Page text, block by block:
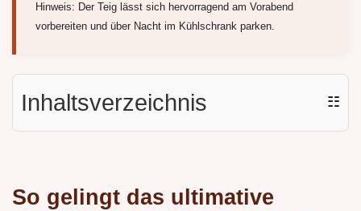
Hinweis: Der Teig lässt sich hervorragend am Vorabend
vorbereiten und über Nacht im Kühlschrank parken.
Inhaltsverzeichnis ☷
So gelingt das ultimative